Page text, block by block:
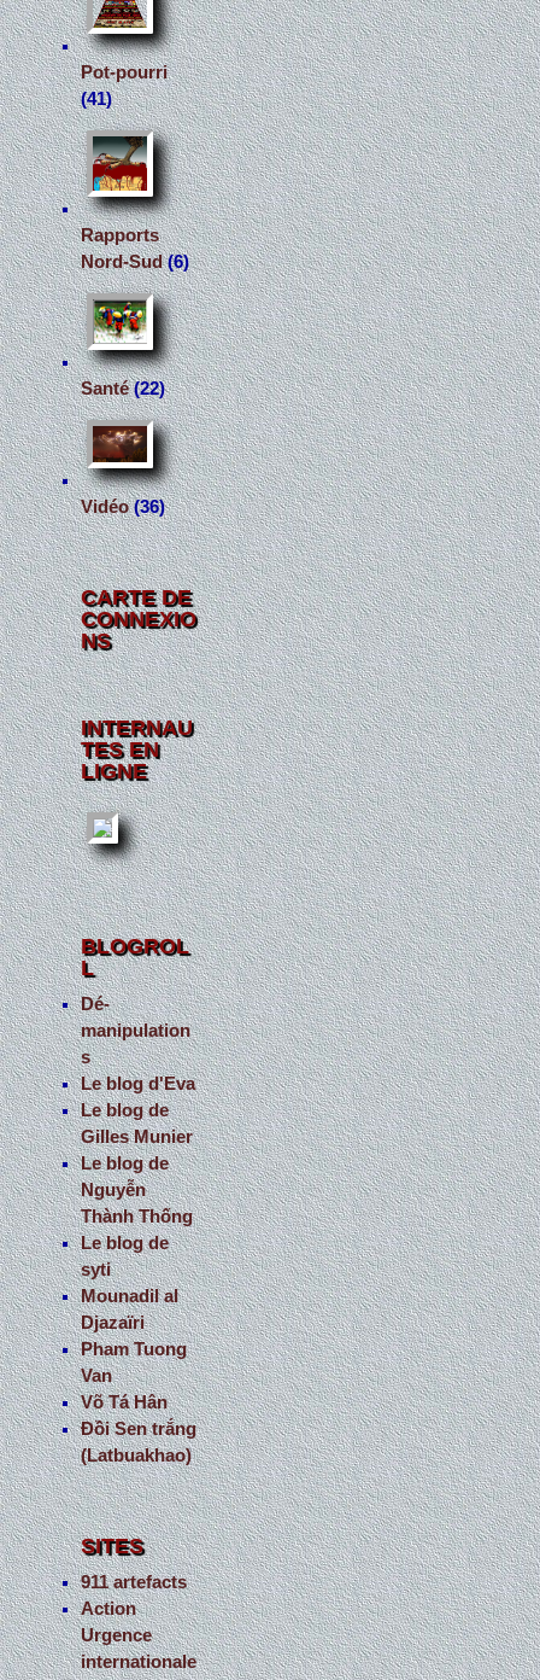
Pot-pourri
(41)
Rapports
Nord-Sud(6)
Santé(22)
Vidéo(36)
CARTE DE
CONNEXIO
NS
INTERNAU
TES EN
LIGNE
BLOGROL
L
Dé-
manipulation
s
Le blog d'Eva
Le blog de
Gilles Munier
Le blog de
Nguyễn
Thành Thống
Le blog de
syti
Mounadil al
Djazaïri
Pham Tuong
Van
Võ Tá Hân
Đồi Sen trắng
(Latbuakhao)
SITES
911 artefacts
Action
Urgence
internationale